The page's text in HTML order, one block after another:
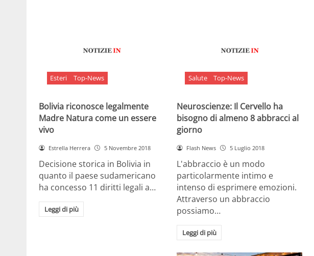
Esteri Top-News
Bolivia riconosce legalmente
Madre Natura come un essere
vivo
Estrella Herrera 5 Novembre 2018
Decisione storica in Bolivia in
quanto il paese sudamericano
ha concesso 11 diritti legali a…
Leggi di più
Salute Top-News
Neuroscienze: Il Cervello ha
bisogno di almeno 8 abbracci al
giorno
Flash News 5 Luglio 2018
L'abbraccio è un modo
particolarmente intimo e
intenso di esprimere emozioni.
Attraverso un abbraccio
possiamo…
Leggi di più